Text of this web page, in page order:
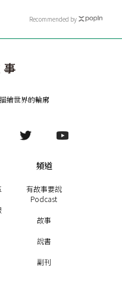
Recommended by
描繪世界的輪廓
頻道
有故事要說
Podcast
故事
說書
副刊